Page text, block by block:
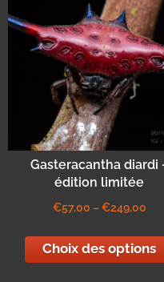
Gasteracantha diardi
édition limitée
€57,00 –€249,00
Choix des options